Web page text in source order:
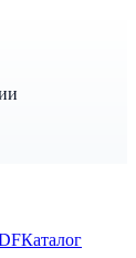
Каталог